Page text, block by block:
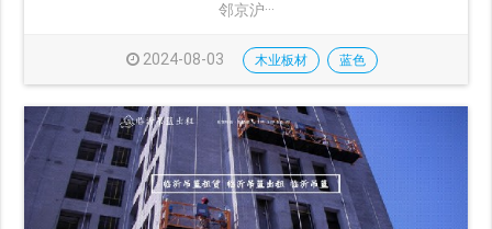
邻京沪···
2024-08-03 木业板材 蓝色